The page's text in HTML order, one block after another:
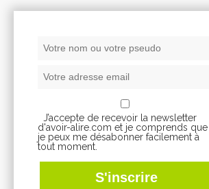
J’accepte de recevoir la newsletter
d'avoir-alire.com et je comprends que
je peux me désabonner facilement à
tout moment.